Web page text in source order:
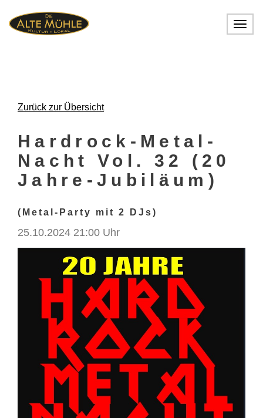
Zurück zur Übersicht
Hardrock-Metal-
Nacht Vol. 32 (20
Jahre-Jubiläum)
(Metal-Party mit 2 DJs)
25.10.2024 21:00 Uhr